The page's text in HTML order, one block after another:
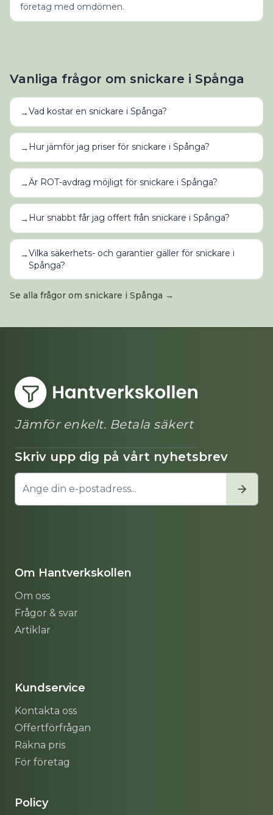
företag med omdömen.
Vanliga frågor om snickare i Spånga
→Vad kostar en snickare i Spånga?
→ Hur jämför jag priser för snickare i Spånga?
→Är ROT-avdrag möjligt för snickare i Spånga?
→ Hur snabbt får jag offert från snickare i Spånga?
→Vilka säkerhets- och garantier gäller för snickare i
Spånga?
Se alla frågor om snickare i Spånga →
Jämför enkelt. Betala säkert
Skriv upp dig på vårt nyhetsbrev
Om Hantverkskollen
Om oss
Frågor & svar
Artiklar
Kundservice
Kontakta oss
Offertförfrågan
Räkna pris
För företag
Policy